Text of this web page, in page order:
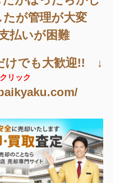
たが管理が大変
払いが困難
けでも大歓迎!! ↓
リック